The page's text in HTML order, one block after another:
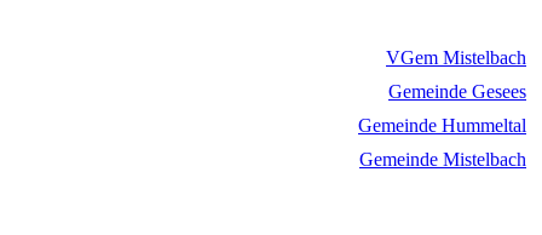
VGem Mistelbach
Gemeinde Gesees
Gemeinde Hummeltal
Gemeinde Mistelbach